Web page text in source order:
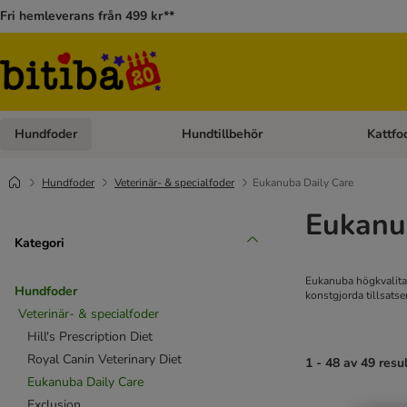
Fri hemleverans från 499 kr**
Hundfoder Open category menu: Hundfoder
Hundtillbehör Open
Hundfoder Veterinär- & specialfoder Eukanuba Daily Care
Kategori
Hundfoder
Veterinär- & specialfoder
Hill's Prescription Diet
Royal Canin Veterinary Diet
Eukanuba Daily Care
Eukanuba
konstgjorda
1 - 48 av 49